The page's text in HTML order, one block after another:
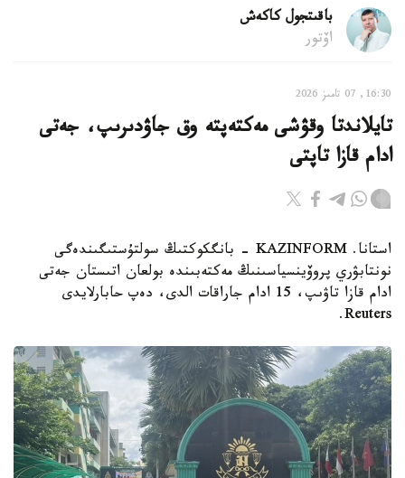
باقىتجول كاكەش
اۆتور
16:30, 07 تامىز 2026
تايلاندتا وقۋشى مەكتەپتە وق جاۋدىرىپ، جەتى
ادام قازا تاپتى
استانا. KAZINFORM - بانگكوكتىڭ سولتۇستىگىندەگى
نونتابۋري پروۆينسياسىنىڭ مەكتەبىندە بولعان اتىستان جەتى
ادام قازا تاۋىپ، 15 ادام جاراقات الدى، دەپ حابارلايدى
Reuters.